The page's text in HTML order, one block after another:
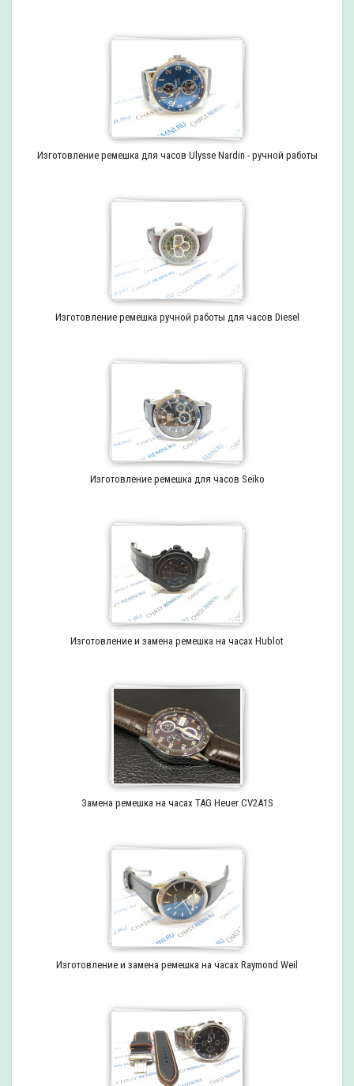
Изготовление ремешка для часов Ulysse Nardin - ручной работы
Изготовление ремешка ручной работы для часов Diesel
Изготовление ремешка для часов Seiko
Изготовление и замена ремешка на часах Hublot
Замена ремешка на часах TAG Heuer CV2A1S
Изготовление и замена ремешка на часах Raymond Weil